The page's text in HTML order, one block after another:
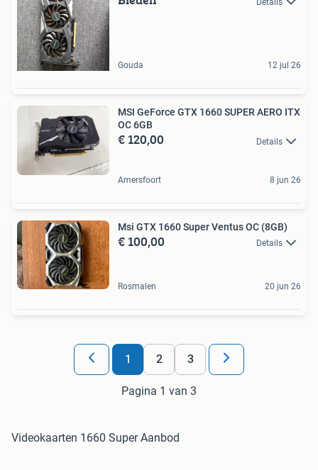
Gouda 12 jul 26
MSI GeForce GTX 1660 SUPER AERO ITX
OC 6GB
€ 120,00 Details
Amersfoort 8 jun 26
Msi GTX 1660 Super Ventus OC (8GB)
€ 100,00 Details
Rosmalen 20 jun 26
1 2 3
Pagina 1 van 3
Videokaarten 1660 Super Aanbod